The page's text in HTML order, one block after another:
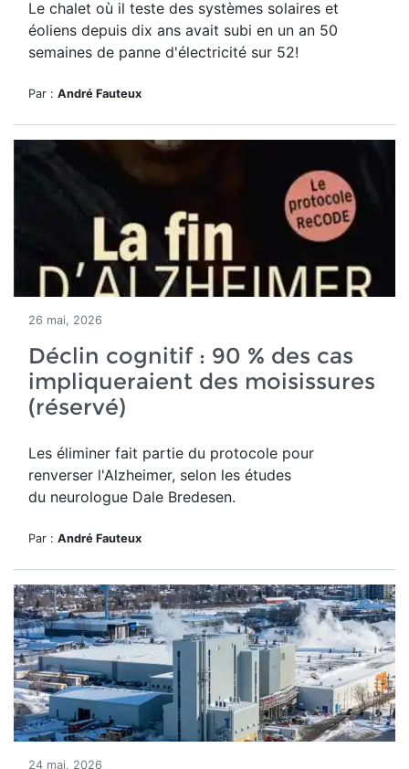
Le chalet où il teste des systèmes solaires et
éoliens depuis dix ans avait subi en un an 50
semaines de panne d'électricité sur 52!
Par : André Fauteux
26 mai, 2026
Déclin cognitif : 90 % des cas
impliqueraient des moisissures
(réservé)
Les éliminer fait partie du protocole pour
renverser l'Alzheimer, selon les études
du neurologue Dale Bredesen.
Par : André Fauteux
24 mai, 2026